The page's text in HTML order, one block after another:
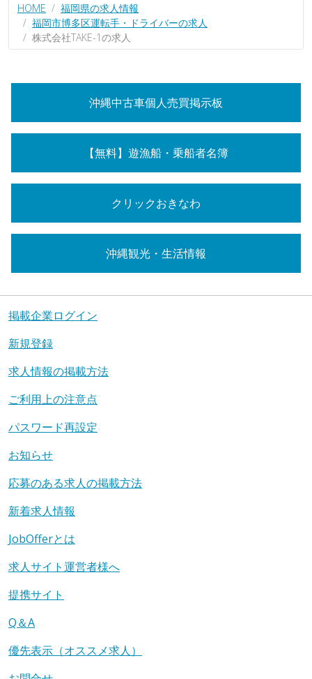
HOME
福岡県の求人情報
福岡市博多区運転手・ドライバーの求人
株式会社TAKE-1の求人
沖縄中古車個人売買掲示板
【無料】遊漁船・乗船者名簿
クリックおきなわ
沖縄観光・生活情報
掲載企業ログイン
新規登録
求人情報の掲載方法
ご利用上の注意点
パスワード再設定
お知らせ
応募のある求人の掲載方法
新着求人情報
JobOfferとは
求人サイト運営者様へ
提携サイト
Q＆A
優先表示（オススメ求人）